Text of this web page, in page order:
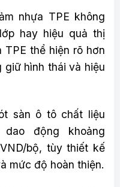
nhựa TPE không
hay hiệu quả thị
thể hiện rõ hơn
giữ hình thái và hiệu
sàn ô tô chất liệu
động khoảng
bộ, tùy thiết kế
mức độ hoàn thiện.